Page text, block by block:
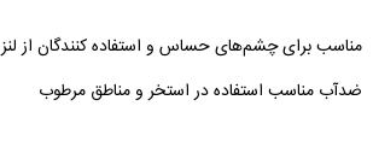
مناسب برای چشم‌های حساس و استفاده کنندگان از لنز
ضدآب مناسب استفاده در استخر و مناطق مرطوب